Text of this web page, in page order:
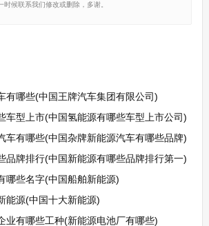
候联系我们修改或删除，多谢。
有哪些(中国王牌汽车集团有限公司)
车型上市(中国氢能源有哪些车型上市公司)
车有哪些(中国杂牌新能源汽车有哪些品牌)
品牌排行(中国新能源有哪些品牌排行第一)
哪些名字(中国船舶新能源)
能源(中国十大新能源)
业有哪些工种(新能源电池厂有哪些)